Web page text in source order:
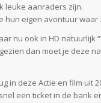
leuke aanraders zijn.
hun eigen avontuur
nu ook in HD
dan moet je deze
in deze Actie en film uit
een ticket in de bank